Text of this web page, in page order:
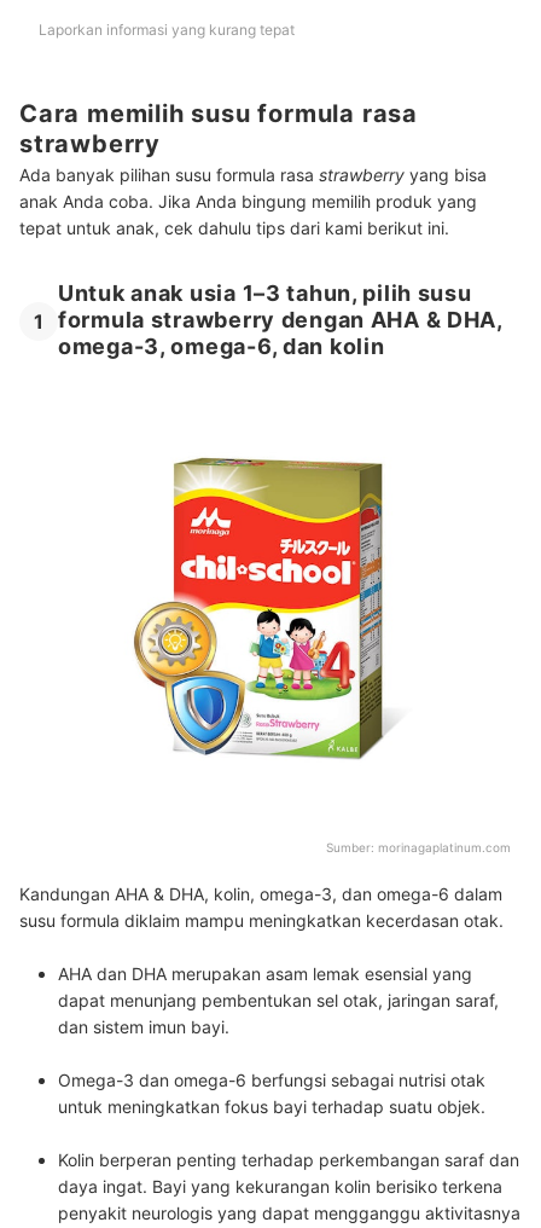
Laporkan informasi yang kurang tepat
Cara memilih susu formula rasa
strawberry
Ada banyak pilihan susu formula rasa strawberry yang bisa
anak Anda coba. Jika Anda bingung memilih produk yang
tepat untuk anak, cek dahulu tips dari kami berikut ini.
1
Untuk anak usia 1–3 tahun, pilih susu
formula strawberry dengan AHA & DHA,
omega-3, omega-6, dan kolin
Sumber: morinagaplatinum.com
Kandungan AHA & DHA, kolin, omega-3, dan omega-6 dalam
susu formula diklaim mampu meningkatkan kecerdasan otak.
AHA dan DHA merupakan asam lemak esensial yang
dapat menunjang pembentukan sel otak, jaringan saraf,
dan sistem imun bayi.
Omega-3 dan omega-6 berfungsi sebagai nutrisi otak
untuk meningkatkan fokus bayi terhadap suatu objek.
Kolin berperan penting terhadap perkembangan saraf dan
daya ingat. Bayi yang kekurangan kolin berisiko terkena
penyakit neurologis yang dapat mengganggu aktivitasnya